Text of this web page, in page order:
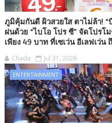
ภูมิคุ้มกันดี ผิวสวยใส ตาไม่ล้า!
ฝนด้วย “ไบโอ โปร ซี” จัดโปร
เพียง 49 บาท ที่เซเว่น อีเลฟเว่น
Chada Jul 31, 2026
ENTERTAINMENT